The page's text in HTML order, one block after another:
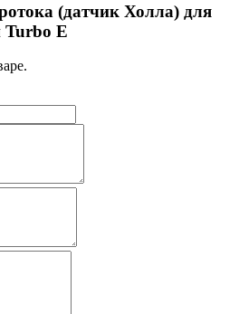
(датчик Холла) для
Turbo E